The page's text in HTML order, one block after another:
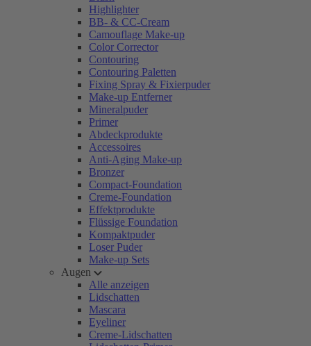
Highlighter
BB- & CC-Cream
Camouflage Make-up
Color Corrector
Contouring
Contouring Paletten
Fixing Spray & Fixierpuder
Make-up Entferner
Mineralpuder
Primer
Abdeckprodukte
Accessoires
Anti-Aging Make-up
Bronzer
Compact-Foundation
Creme-Foundation
Effektprodukte
Flüssige Foundation
Kompaktpuder
Loser Puder
Make-up Sets
Augen
Alle anzeigen
Lidschatten
Mascara
Eyeliner
Creme-Lidschatten